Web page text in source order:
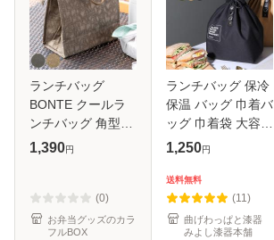
ランチバッグ
BONTE クールラ
ンチバッグ 角型
Geo （ 保冷 弁当
グ 弁当 メンズ お
弁当袋 トートバッ
1,390円
(0)
お弁当グッズのカラ
フルBOX
ランチバッグ 保冷
保温 バッグ 巾着バ
ッグ 巾着袋 大容量
おしゃれ お弁当 お
入れ マチ 広い ミ
ニトート 保冷バッ
グ
1,250円
送料無料
(11)
曲げわっぱと漆器
みよし漆器本舗